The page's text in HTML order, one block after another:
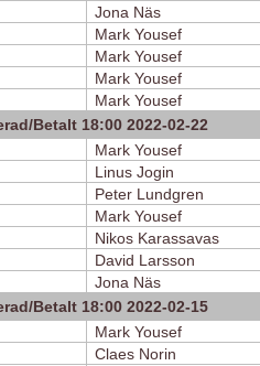
Jona Näs
Mark Yousef
Mark Yousef
Mark Yousef
Mark Yousef
Betalt 18:00 2022-02-22
Mark Yousef
Linus Jogin
Peter Lundgren
Mark Yousef
Nikos Karassavas
David Larsson
Jona Näs
Betalt 18:00 2022-02-15
Mark Yousef
Claes Norin